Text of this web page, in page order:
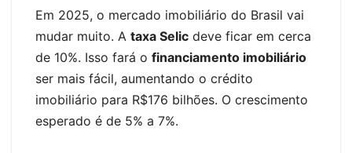
Em 2025, o mercado imobiliário do Brasil vai
mudar muito. A taxa Selic deve ficar em cerca
de 10%. Isso fará o financiamento imobiliário
ser mais fácil, aumentando o crédito
imobiliário para R$176 bilhões. O crescimento
esperado é de 5% a 7%.